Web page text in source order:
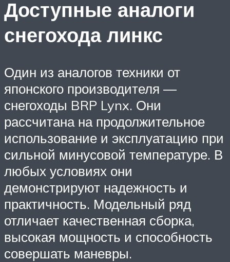
Доступные аналоги
снегохода линкс
Один из аналогов техники от
японского производителя —
снегоходы BRP Lynx. Они
рассчитана на продолжительное
использование и эксплуатацию при
сильной минусовой температуре. В
любых условиях они
демонстрируют надежность и
практичность. Модельный ряд
отличает качественная сборка,
высокая мощность и способность
совершать маневры.